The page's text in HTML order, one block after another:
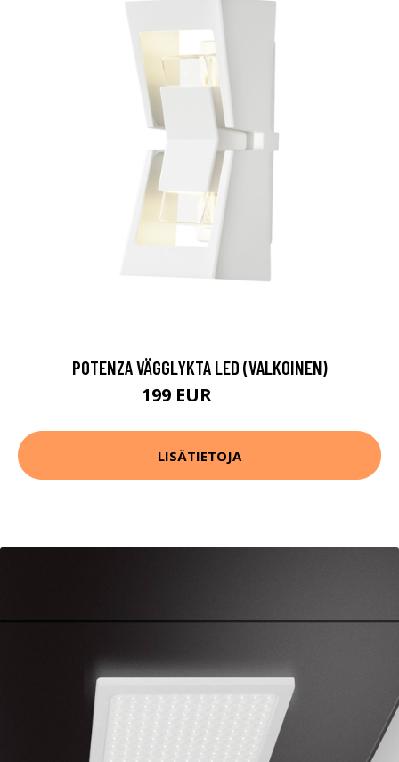
POTENZA VÄGGLYKTA LED (VALKOINEN)
199 EUR
LISÄTIETOJA